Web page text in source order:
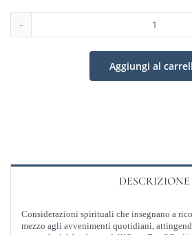
Aggiungi al
DESCRIZIONE
Considerazioni spirituali che insegnano a
mezzo agli avvenimenti quotidiani,